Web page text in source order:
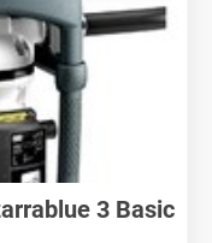
3 Basic